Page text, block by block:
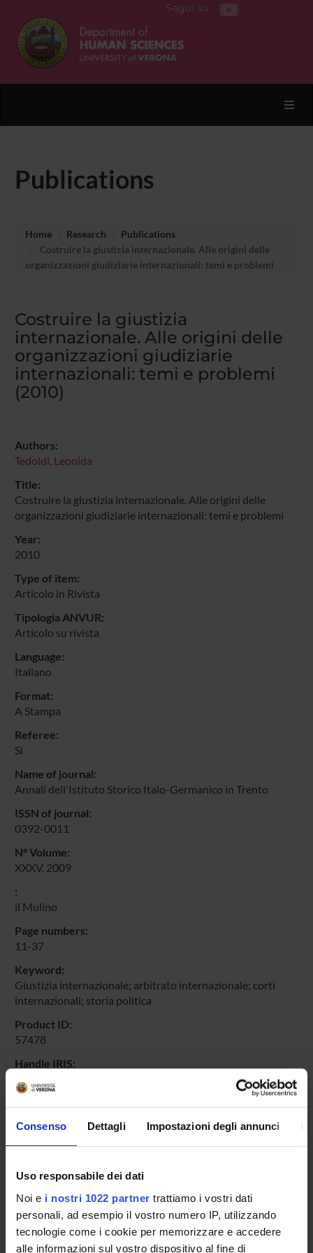
Consenso Dettagli Impostazioni degli annunci
Uso responsabile dei dati
Noi e i nostri 1022 partner trattiamo i vostri dati
personali, ad esempio il vostro numero IP, utilizzando
tecnologie come i cookie per memorizzare e accedere
alle informazioni sul vostro dispositivo al fine di
Segui su
Publications
Home Research
Publications
Costruire la giustizia internazionale. Alle origini delle
organizzazioni giudiziarie internazionali: temi e problemi
Costruire la giustizia
internazionale. Alle origini delle
organizzazioni giudiziarie
internazionali: temi e problemi
(2010)
Authors:
Tedoldi, Leonida
Title:
Costruire la giustizia internazionale. Alle origini delle
organizzazioni giudiziarie internazionali: temi e problemi
Year:
2010
Type of item:
Articolo in Rivista
Tipologia ANVUR:
Articolo su rivista
Language:
Italiano
Format:
A Stampa
Referee:
Sì
Name of journal:
Annali dell'Istituto Storico Italo-Germanico in Trento
ISSN of journal:
0392-0011
N° Volume:
XXXV, 2009
:
il Mulino
Page numbers:
11-37
Keyword:
Giustizia internazionale; arbitrato internazionale; corti
internazionali; storia politica
Product ID:
57478
Handle IRIS:
11562/345120
Bibliographic citation:
Tedoldi, Leonida,Costruire la giustizia internazionale. Alle
origini delle organizzazioni giudiziarie internazionali: temi e
problemi «Annali dell'Istituto Storico Italo-Germanico in
Trento» , vol. XXXV, 2009 , 2010 pp. 11-37